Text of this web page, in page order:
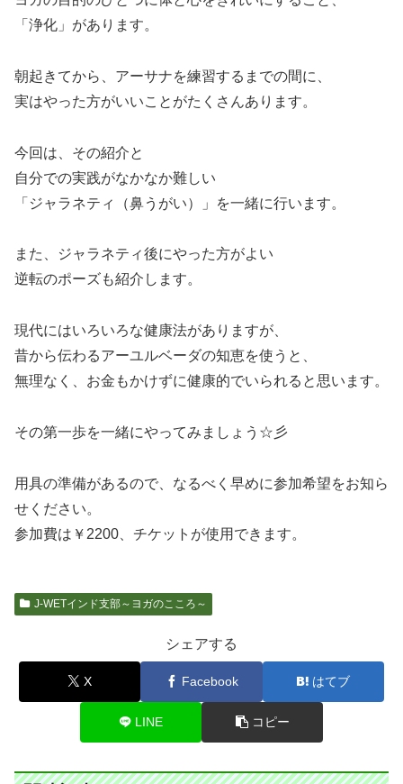
「浄化」があります。
朝起きてから、アーサナを練習するまでの間に、
実はやった方がいいことがたくさんあります。
今回は、その紹介と
自分での実践がなかなか難しい
「ジャラネティ（鼻うがい）」を一緒に行います。
また、ジャラネティ後にやった方がよい
逆転のポーズも紹介します。
現代にはいろいろな健康法がありますが、
昔から伝わるアーユルベーダの知恵を使うと、
無理なく、お金もかけずに健康的でいられると思います。
その第一歩を一緒にやってみましょう☆彡
用具の準備があるので、なるべく早めに参加希望をお知ら
せください。
参加費は￥2200、チケットが使用できます。
J-WETインド支部～ヨガのこころ～
シェアする
X Facebook はてブ
LINE コピー